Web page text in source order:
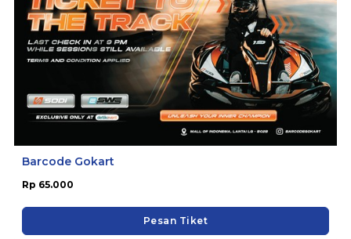
Barcode Gokart
Rp 65.000
Pesan Tiket